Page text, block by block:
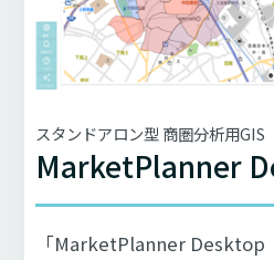
スタンドアロン型 商圏分析用GIS
MarketPlanner
「MarketPlanner Desktop